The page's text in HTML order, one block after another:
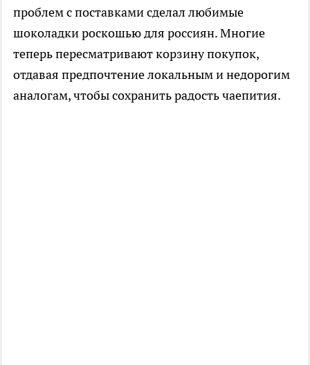
проблем с поставками сделал любимые
шоколадки роскошью для россиян. Многие
теперь пересматривают корзину покупок,
отдавая предпочтение локальным и недорогим
аналогам, чтобы сохранить радость чаепития.